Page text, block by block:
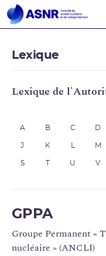
Lexique
Lexique de
A B C D
J K M
S U V
GPPA
Groupe Permanent «
nucléaire » (ANCLI)